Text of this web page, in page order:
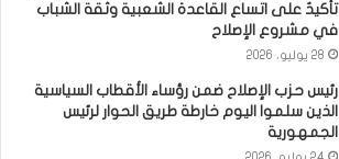
تأكيدٌ على اتساع القاعدة الشعبية وثقة الشباب
في مشروع الإصلاح
28 يوليو، 2026
رئيس حزب الإصلاح ضمن رؤساء الأقطاب السياسية
الذين سلموا اليوم خارطة طريق الحوار لرئيس
الجمهورية